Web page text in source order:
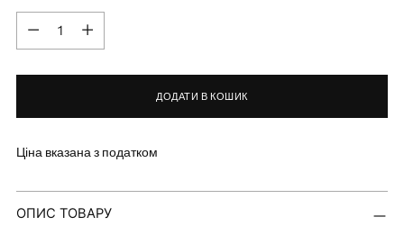
ДОДАТИ В КОШИК
Ціна вказана з податком
Додавання
товару
ОПИС ТОВАРУ